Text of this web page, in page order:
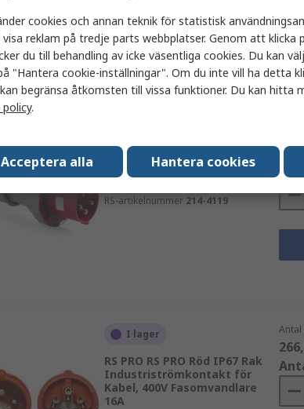
RS PRO RS PRO Röd IP67 Rak
Industriströmkontakt för
Kabel, 380V, 415 V 125A
RS-artikelnummer 214-4119
Antal
I lager
RS PRO RS PRO Röd IP67 Rak
Industriströmkontakt för
Kabel, 400V Fasomvandlare
16A
Antal
cookies och annan teknik för statistisk
reklam på tredje parts webbplatser. Genom att klicka
du till behandling av icke väsentliga cookies. Du kan
"Hantera cookie-inställningar". Om du inte vill ha detta
begränsa åtkomsten till vissa funktioner. Du kan hitta
.
Acceptera alla Hantera cookies